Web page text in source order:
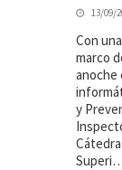
13/09/
Con
marco
anoche
y